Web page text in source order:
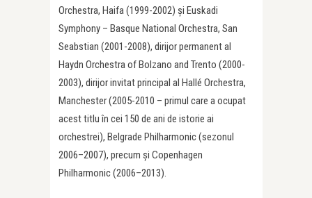
Orchestra, Haifa (1999-2002) și Euskadi
Symphony – Basque National Orchestra, San
Seabstian (2001-2008), dirijor permanent al
Haydn Orchestra of Bolzano and Trento (2000-
2003), dirijor invitat principal al Hallé Orchestra,
Manchester (2005-2010 – primul care a ocupat
acest titlu în cei 150 de ani de istorie ai
orchestrei), Belgrade Philharmonic (sezonul
2006–2007), precum și Copenhagen
Philharmonic (2006–2013).